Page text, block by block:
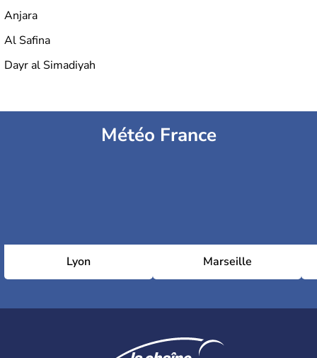
Anjara
Al Safina
Dayr al Simadiyah
Météo France
Lyon Marseille